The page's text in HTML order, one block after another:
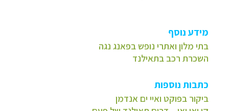
מידע נוסף
בתי מלון ואתרי נופש בפאנג נגה
השכרת רכב בתאילנד
כתבות נוספות
ביקור בפוקט ואיי ים אנדמן